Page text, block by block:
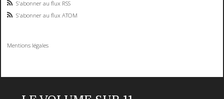
S'abonner au flux RSS
S'abonner au flux ATOM
Mentions légales